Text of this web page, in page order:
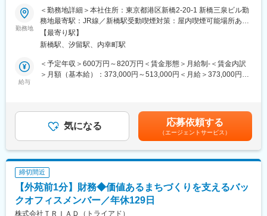
保証事業を展開しています。現在では全国に12店舗を持ち、当社
が保証を行っている金額は21兆円を超え、その規模は国内最大級
の住宅ローン保証会社となりました。これは、今まで積み上げて
きた信頼と実績によるものであり、そこには当社にしかない強み
があります。
変更の範囲：会社の定める業務
■業務の魅力
第二創業期の成長戦略に直接関わり、M&Aや投資を通じて企業価
値向上に貢献できます。
幅広い業務を経験できるため、経営企画キャリアの第一歩として
第二創業期として業容の拡大を楽しみながら、幅広い業務に挑戦
できる環境です。
年齢層は30代前半～40代。
■働き方
・在宅勤務なし
・残業は月20～40時間程度（経営企画としては平均以下）
・週1回は定時退社を徹底
■キャリアパス
■業務内容
税務・経理業務全般を行います。銀行グループの1社として連結決
算にも携わっていただきます。
・同社の経理、決算処理（月次、四半期、年次決算）の取りまと
め
・計算書類等の開示資料の作成および金融当局等への報告・提出
・各種帳簿作成、分析資料作成
財務課・経理課・企画管理課の組織構成です。
■中途入社社員が多数活躍：
当社の社員は8割以上が中途入社です。これまで中途入社社員を積
極的に受け入れてきました。多様な人材が活躍しており、中途入
社の方もすぐに馴染める環境です
勤務地
＜勤務地詳細＞本社住所：東京都港区新橋2-20-1 新橋三泉ビル勤
務地最寄駅：JR線／新橋駅受動喫煙対策：屋内喫煙可能場所あり
変更の範囲：無
【最寄り駅】
新橋駅、汐留駅、内幸町駅
給与
＜予定年収＞600万円～820万円＜賃金形態＞月給制-＜賃金内訳
＞月額（基本給）：373,000円～513,000円＜月給＞373,000円～
考を通じて上下する可能性があります。月給(月額)は固定手当を含
めた表記です。
気になる 応募依頼する
（エージェントサービス）
締切間近
【外苑前1分】財務◆価値あるまちづくりを支えるバッ
クオフィスメンバー／年休129日
株式会社ＴＲＩＡＤ（トライアド）